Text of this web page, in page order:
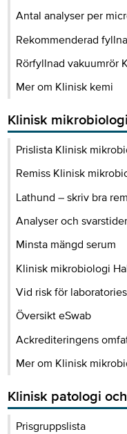
Antal analyser per
Rekommenderad
Rörfyllnad vakuumrör
Mer om Klinisk kemi
Klinisk mikrobiologi
Prislista Klinisk
Remiss Klinisk
Lathund – skriv bra
Analyser och
Minsta mängd serum
Klinisk mikrobiologi
Vid risk för
Översikt eSwab
Ackrediteringens
Mer om Klinisk
Klinisk patologi
Prisgruppslista